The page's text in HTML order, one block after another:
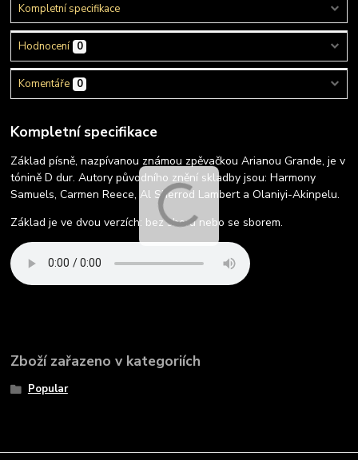
Kompletní specifikace
Hodnocení 0
Komentáře 0
Kompletní specifikace
Základ písně, nazpívanou známou zpěvačkou Arianou Grande, je v
tónině D dur. Autory původního znění skladby jsou: Harmony
Samuels, Carmen Reece, Al Sherrod Lambert a Olaniyi-Akinpelu.
Základ je ve dvou verzích: bez sboru nebo se sborem.
Zboží zařazeno v kategoriích
Popular